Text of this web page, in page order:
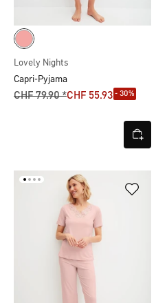
Lovely Nights
Capri-Pyjama
CHF 79.90 *CHF 55.93 - 30%